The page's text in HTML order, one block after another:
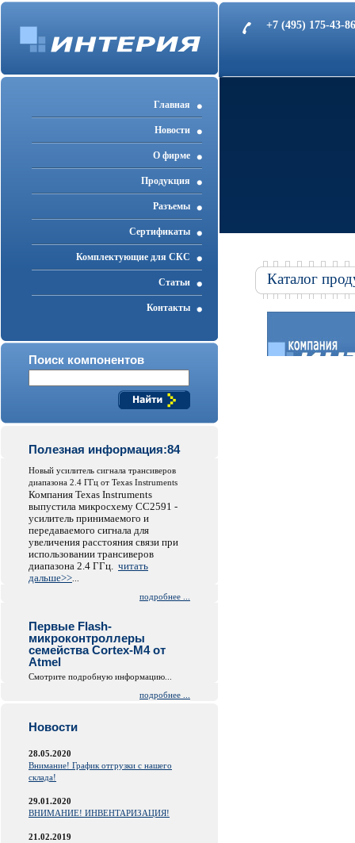
+7 (495) 175-43-
Главная
Новости
О фирме
Продукция
Разъемы
Cертификаты
Комплектующие для СКС
Статьи
Контакты
Поиск компонентов
Полезная информация:84
Новый усилитель сигнала трансиверов
диапазона 2.4 ГГц от Texas Instruments
Компания Texas Instruments
выпустила микросхему СС2591 -
усилитель принимаемого и
передаваемого сигнала для
увеличения расстояния связи при
использовании трансиверов
диапазона 2.4 ГГц. читать
дальше>>
подробнее ...
Первые Flash-
микроконтроллеры
семейства Cortex-M4 от
Atmel
Смотрите подробную информацию...
подробнее ...
Новости
28.05.2020
Внимание! График отгрузки с нашего
склада!
29.01.2020
ВНИМАНИЕ! ИНВЕНТАРИЗАЦИЯ!
21.02.2019
Каталог